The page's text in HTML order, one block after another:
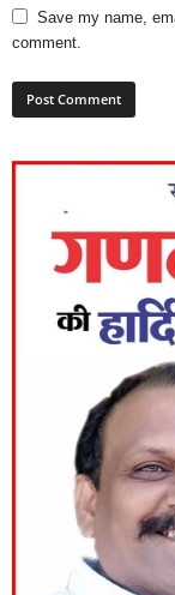
Save my name,
comment.